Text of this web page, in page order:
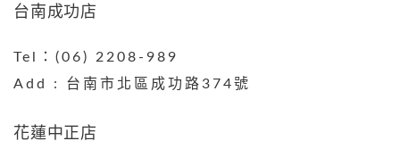
台南成功店
Tel：(06) 2208-989
Add : 台南市北區成功路374號
花蓮中正店